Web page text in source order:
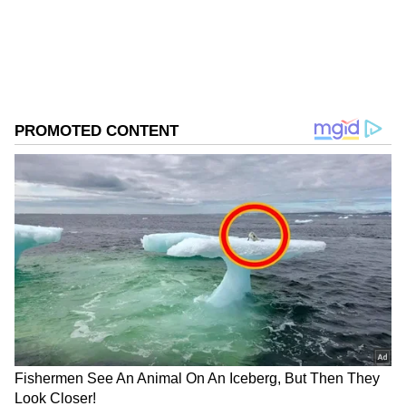
DOWNLOAD APP
RECOMMENDED STORIES